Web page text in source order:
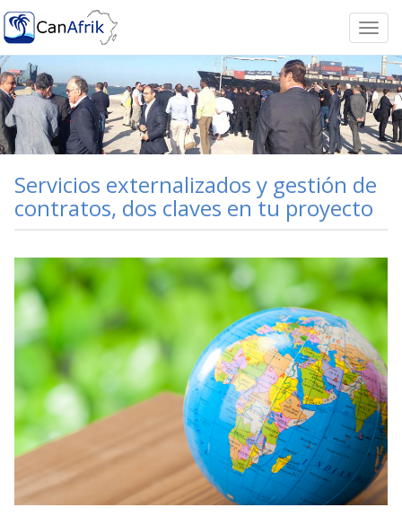
Servicios externalizados y gestión de
contratos, dos claves en tu proyecto